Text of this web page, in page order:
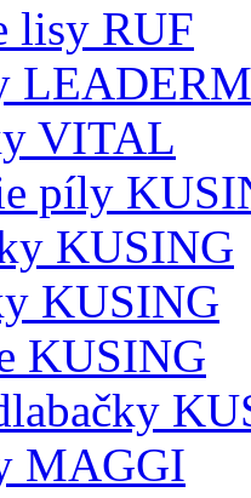
lisy RUF
VITAL
píly
KUSING
KUSING
KUSING
MAGGI